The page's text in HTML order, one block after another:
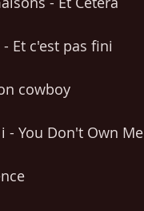
Et c'est pas fini
cowboy
- You Don't Own Me